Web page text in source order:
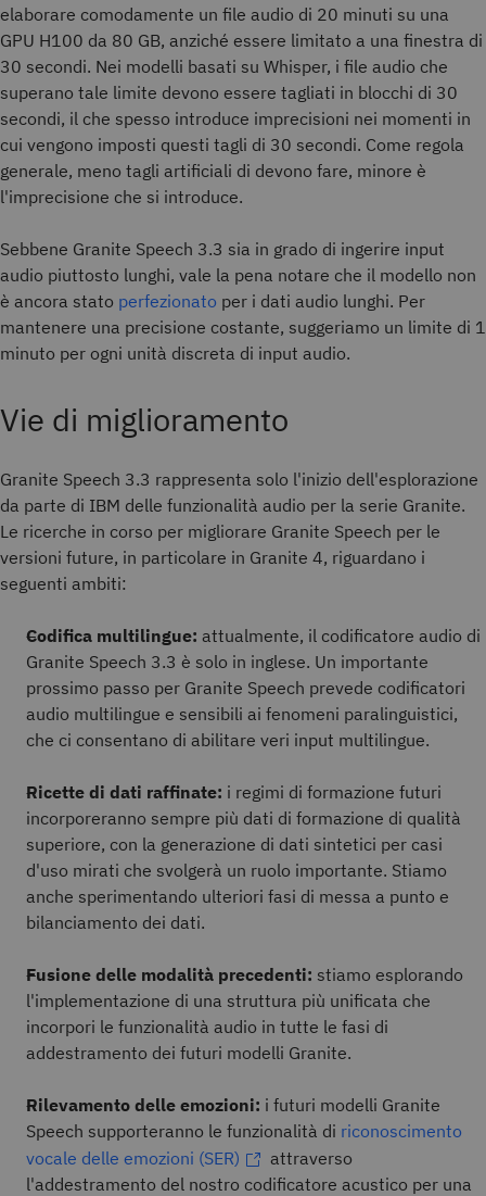
elaborare comodamente un file audio di 20 minuti su una
GPU H100 da 80 GB, anziché essere limitato a una finestra di
30 secondi. Nei modelli basati su Whisper, i file audio che
superano tale limite devono essere tagliati in blocchi di 30
secondi, il che spesso introduce imprecisioni nei momenti in
cui vengono imposti questi tagli di 30 secondi. Come regola
generale, meno tagli artificiali di devono fare, minore è
l'imprecisione che si introduce.
Sebbene Granite Speech 3.3 sia in grado di ingerire input
audio piuttosto lunghi, vale la pena notare che il modello non
è ancora stato perfezionato per i dati audio lunghi. Per
mantenere una precisione costante, suggeriamo un limite di 1
minuto per ogni unità discreta di input audio.
Vie di miglioramento
Granite Speech 3.3 rappresenta solo l'inizio dell'esplorazione
da parte di IBM delle funzionalità audio per la serie Granite.
Le ricerche in corso per migliorare Granite Speech per le
versioni future, in particolare in Granite 4, riguardano i
seguenti ambiti:
Codifica multilingue: attualmente, il codificatore audio di
Granite Speech 3.3 è solo in inglese. Un importante
prossimo passo per Granite Speech prevede codificatori
audio multilingue e sensibili ai fenomeni paralinguistici,
che ci consentano di abilitare veri input multilingue.
Ricette di dati raffinate: i regimi di formazione futuri
incorporeranno sempre più dati di formazione di qualità
superiore, con la generazione di dati sintetici per casi
d'uso mirati che svolgerà un ruolo importante. Stiamo
anche sperimentando ulteriori fasi di messa a punto e
bilanciamento dei dati.
Fusione delle modalità precedenti: stiamo esplorando
l'implementazione di una struttura più unificata che
incorpori le funzionalità audio in tutte le fasi di
addestramento dei futuri modelli Granite.
Rilevamento delle emozioni: i futuri modelli Granite
Speech supporteranno le funzionalità di riconoscimento
vocale delle emozioni (SER)
attraverso
l'addestramento del nostro codificatore acustico per una